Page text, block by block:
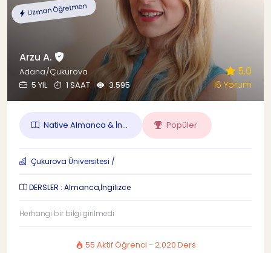
Uzman Öğretmen
Arzu A.
Adana/Çukurova
5 YIL
1 SAAT 3.595
5.0
16 Yorum
Native Almanca & İn... Popüler
Çukurova Üniversitesi /
DERSLER : Almanca,İngilizce
Herhangi bir bilgi girilmedi
55 Aktif Öğrenci - 2.020 Ders